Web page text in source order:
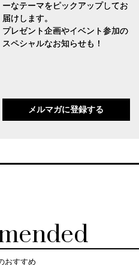
ーなテーマをピックアップしてお
届けします。
プレゼント企画やイベント参加の
スペシャルなお知らせも！
メルマガに登録する
おすすめ